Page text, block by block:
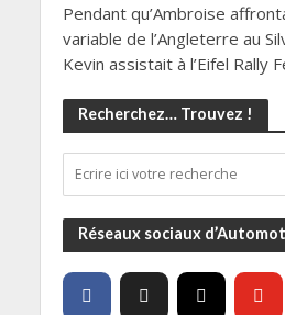
Pendant qu’Ambroise
variable de l’Angleterre au
Kevin assistait à l’Eifel Rally
Recherchez… Trouvez !
Réseaux sociaux